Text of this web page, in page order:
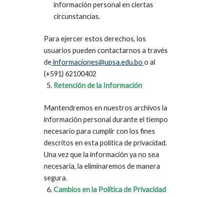
información personal en ciertas
circunstancias.
Para ejercer estos derechos, los
usuarios pueden contactarnos a través
deinformaciones@upsa.edu.bo o al
(+591) 62100402
Retención de la Información
Mantendremos en nuestros archivos la
información personal durante el tiempo
necesario para cumplir con los fines
descritos en esta política de privacidad.
Una vez que la información ya no sea
necesaria, la eliminaremos de manera
segura.
Cambios en la Política de Privacidad